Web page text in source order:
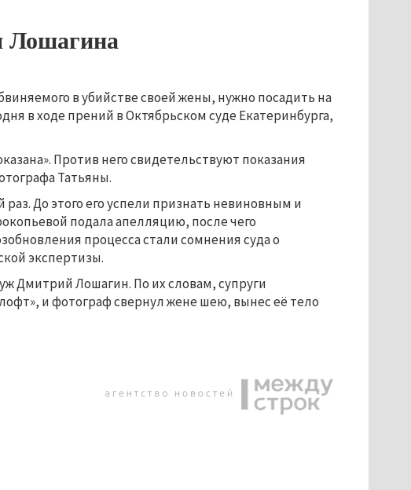
Лошагина
в убийстве своей жены, нужно посадить на
в ходе прений в Октябрьском суде Екатеринбурга,
Против него свидетельствуют показания
Татьяны.
До этого его успели признать невиновным и
подала апелляцию, после чего
процесса стали сомнения суда о
экспертизы.
Дмитрий Лошагин. По их словам, супруги
и фотограф свернул жене шею, вынес её тело